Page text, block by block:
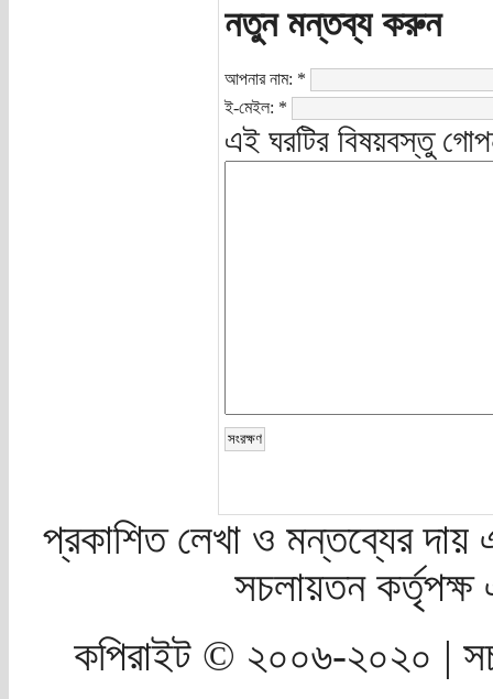
নতুন মন্তব্য করুন
আপনার নাম: *
ই-মেইল: *
এই ঘরটির বিষয়বস্তু
প্রকাশিত লেখা ও মন্তব্যের দায়
সচলায়তন
কপিরাইট © ২০০৬-২০২০ |